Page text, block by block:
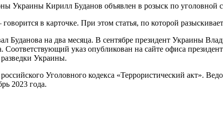
Украины Кирилл Буданов объявлен в розыск по уголовной
в карточке. При этом статья, по которой
Буданова на два месяца. В сентябре президент Украины
указ опубликован на сайте офиса
Украины.
Уголовного кодекса «Террористический акт».
2023 года.